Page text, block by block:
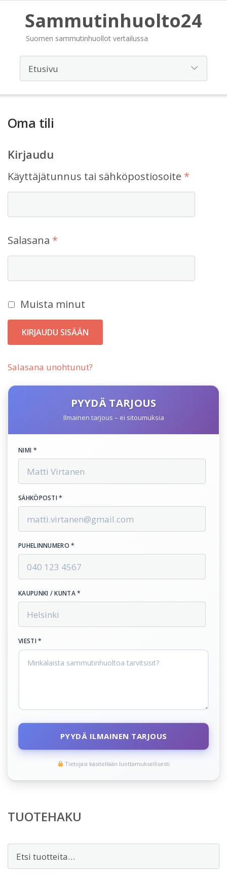
Sammutinhuolto24
Suomen sammutinhuollot vertailussa
Oma tili
Kirjaudu
Käyttäjätunnus tai sähköpostiosoite *
Salasana *
Muista minut
KIRJAUDU SISÄÄN
Salasana unohtunut?
PYYDÄ TARJOUS
Ilmainen tarjous – ei sitoumuksia
NIMI *
SÄHKÖPOSTI *
PUHELINNUMERO *
KAUPUNKI / KUNTA *
VIESTI *
PYYDÄ ILMAINEN TARJOUS
Tietojasi käsitellään luottamuksellisesti
TUOTEHAKU